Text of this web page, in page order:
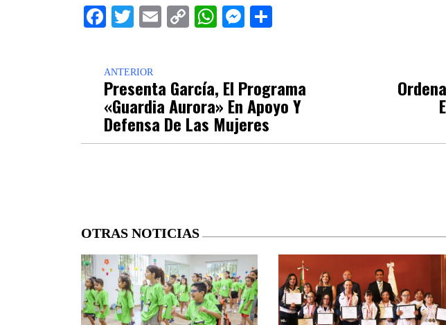
Facebook
Twitter
EmailCopyWhatsApp
Messenger
ANTERIOR
Presenta García, El Programa
«Guardia Aurora» En Apoyo Y
Defensa De Las Mujeres
OTRAS NOTICIAS